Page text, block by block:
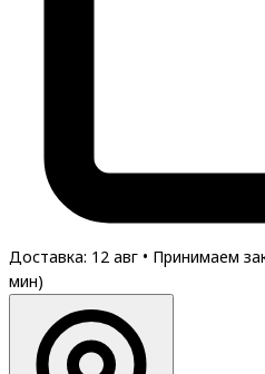
Доставка: 12 авг • Принимаем
мин)